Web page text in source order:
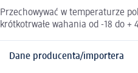
Przechowywać w temperaturze
krótkotrwałe wahania od -18 do +
Dane producenta/importera